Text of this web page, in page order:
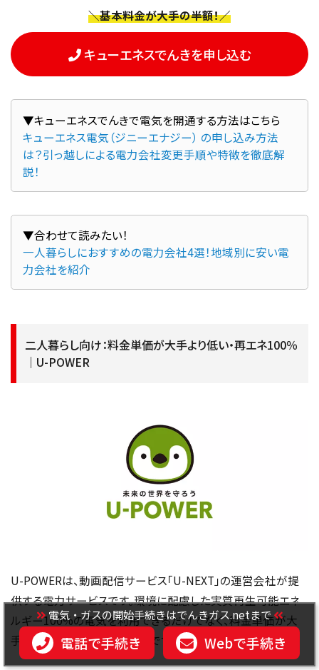
＼基本料金が大手の半額！／
キューエネスでんきを申し込む
キューエネス電気（ジニーエナジー） の申し込み方法
は？引っ越しによる電力会社変更手順や特徴を徹底解
説！
一人暮らしにおすすめの電力会社4選！地域別に安い電
力会社を紹介
二人暮らし向け：料金単価が大手より低い・再エネ100％
｜U-POWER
U-POWERは、動画配信サービス「U-NEXT」の運営会社が提
供する電力サービスです。環境に配慮した実質再生可能エネ
ルギー100%の電気を利用できるだけでなく、料金単価が大
手より安いプランを契約可能です。
電気・ガスの開始手続きはでんきガス.netまで
電話で手続き Webで手続き